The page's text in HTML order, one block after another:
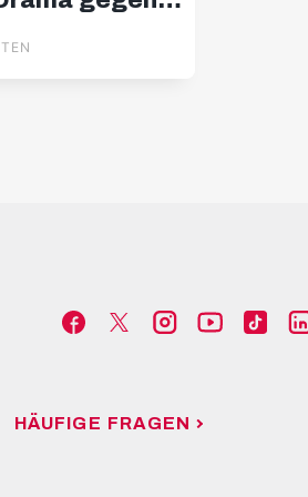
HÄUFIGE FRAGEN